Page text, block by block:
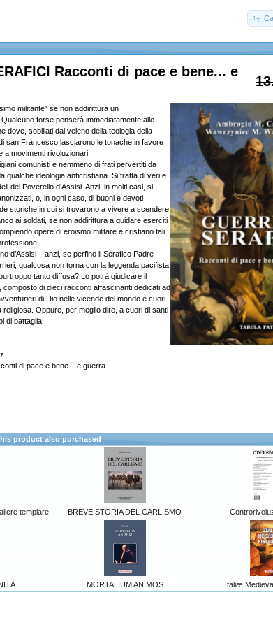
Racconti di pace e bene... e
militante” se non addirittura un
forse penserà immediatamente alle
dove, sobillati dal veleno della teologia della
san Francesco lasciarono le tonache in favore
a movimenti rivoluzionari.
comunisti e nemmeno di frati pervertiti da
qualche ideologia anticristiana. Si tratta di veri e
del Poverello d’Assisi. Anzi, in molti casi, si
o, in ogni caso, di buoni e devoti
storiche in cui si trovarono a vivere a scendere
ai soldati, se non addirittura a guidare eserciti
opere di eroismo militare e cristiano tali
d’Assisi – anzi, se perfino il Serafico Padre
qualcosa non torna con la leggenda pacifista
tanto diffusa? Lo potrà giudicare il
composto di dieci racconti affascinanti dedicati ad
di Dio nelle vicende del mondo e cuori
Oppure, per meglio dire, a cuori di santi
di battaglia.
di pace e bene... e guerra
product also purchased
templare BREVE STORIA DEL CARLISMO
MORTALIUM ANIMOS Italiæ